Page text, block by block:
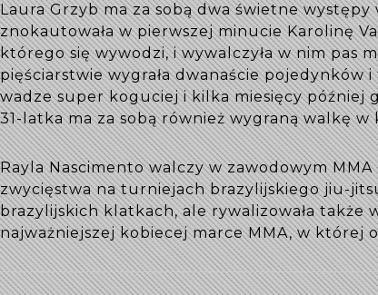
Laura Grzyb ma za sobą dwa świetne
znokautowała w pierwszej minucie Karolinę
którego się wywodzi, i wywalczyła w nim pas
pięściarstwie wygrała dwanaście pojedynków
wadze super koguciej i kilka miesięcy później
31-latka ma za sobą również wygraną walkę
Rayla Nascimento walczy w zawodowym
zwycięstwa na turniejach brazylijskiego jiu-
brazylijskich klatkach, ale rywalizowała także
najważniejszej kobiecej marce MMA, w której